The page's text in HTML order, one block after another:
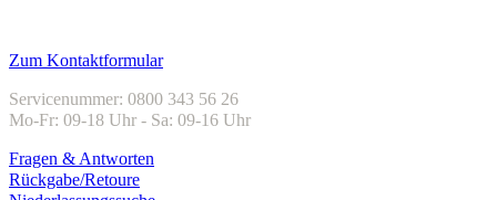
Zum Kontaktformular
Servicenummer: 0800 343 56 26
Mo-Fr: 09-18 Uhr - Sa: 09-16 Uhr
Fragen & Antworten
Rückgabe/Retoure